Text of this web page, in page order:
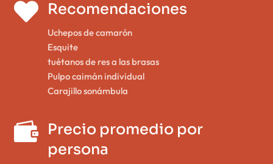
 Recomendaciones
Uchepos de camarón
Esquite
tuétanos de res a las brasas
Pulpo caimán individual
Carajillo sonámbula
 Precio promedio por
persona